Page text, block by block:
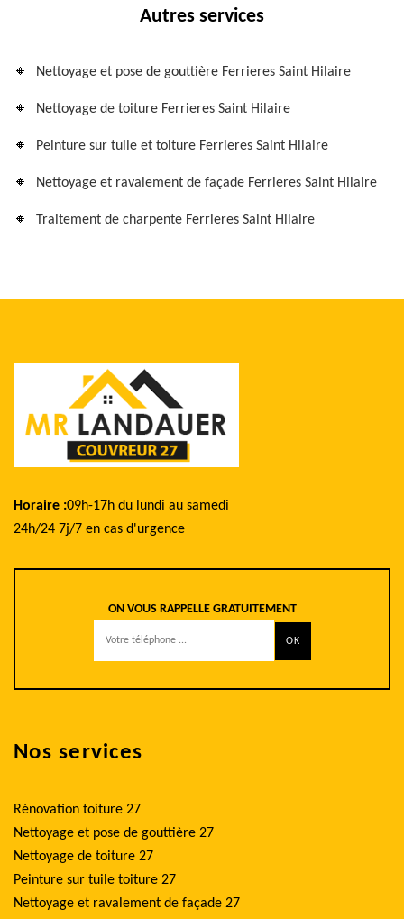
Autres services
Nettoyage et pose de gouttière Ferrieres Saint Hilaire
Nettoyage de toiture Ferrieres Saint Hilaire
Peinture sur tuile et toiture Ferrieres Saint Hilaire
Nettoyage et ravalement de façade Ferrieres Saint Hilaire
Traitement de charpente Ferrieres Saint Hilaire
Horaire :09h-17h du lundi au samedi
24h/24 7j/7 en cas d'urgence
ON VOUS RAPPELLE GRATUITEMENT
Nos services
Rénovation toiture 27
Nettoyage et pose de gouttière 27
Nettoyage de toiture 27
Peinture sur tuile toiture 27
Nettoyage et ravalement de façade 27